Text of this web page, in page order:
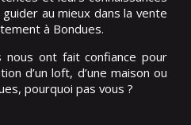
au mieux dans la vente
à Bondues.
nous ont fait confiance pour
d’un loft, d’une maison ou
pourquoi pas vous ?